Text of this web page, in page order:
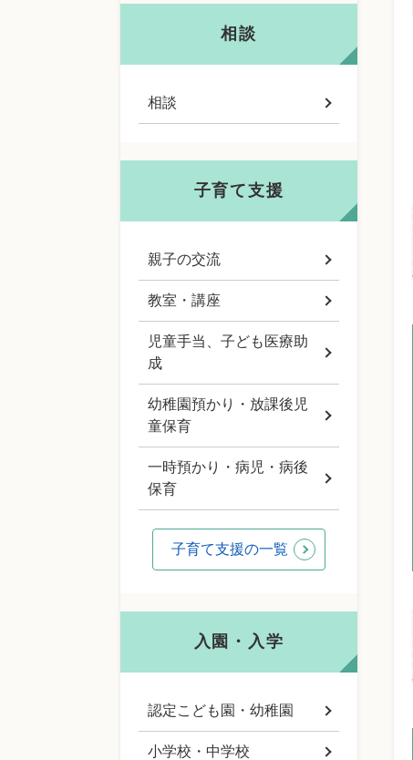
相談
相談
子育て支援
親子の交流
教室・講座
児童手当、子ども医療助
成
幼稚園預かり・放課後児
童保育
一時預かり・病児・病後
保育
子育て支援の一覧
入園・入学
認定こども園・幼稚園
小学校・中学校